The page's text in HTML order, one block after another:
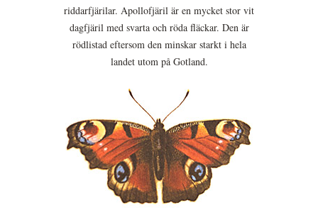
riddarfjärilar. Apollofjäril är en mycket stor vit
dagfjäril med svarta och röda fläckar. Den är
rödlistad eftersom den minskar starkt i hela
landet utom på Gotland.